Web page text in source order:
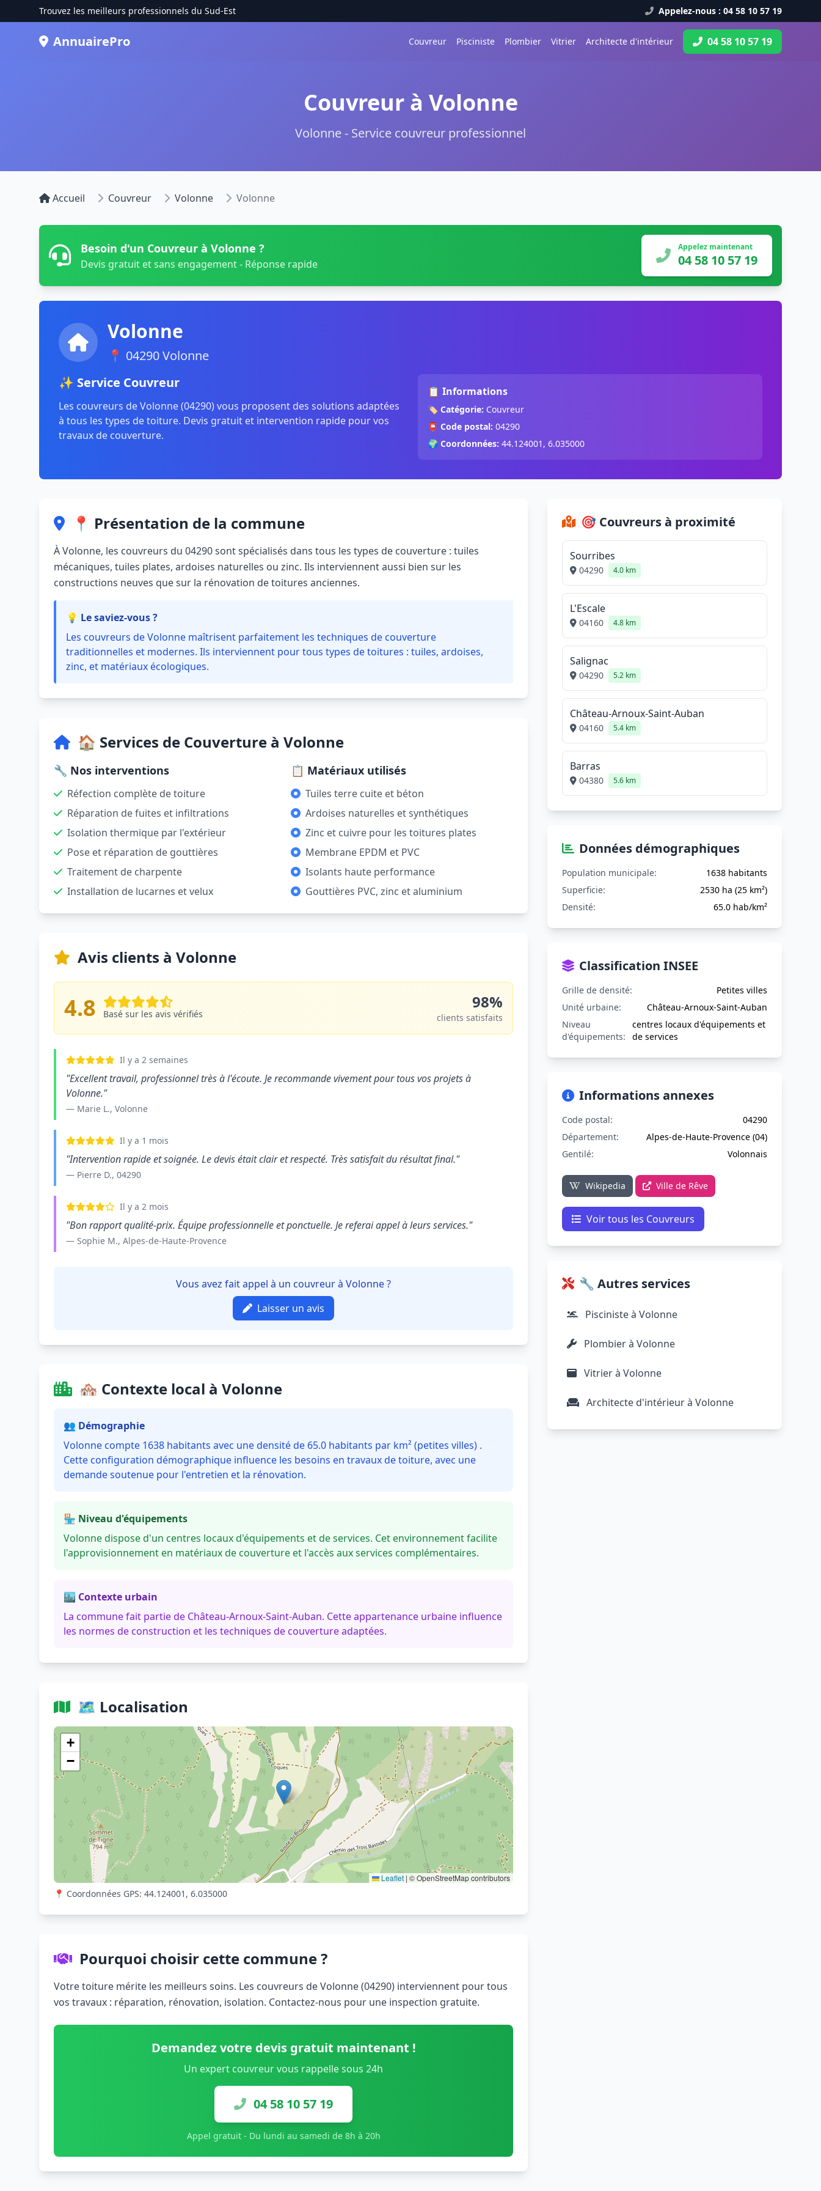
Trouvez les meilleurs professionnels du Sud-Est Appelez-nous : 04 58 10 57 19
AnnuairePro Couvreur Pisciniste Plombier Vitrier Architecte d'intérieur 04 58 10 57 19
Couvreur à Volonne
Volonne - Service couvreur professionnel
Accueil Couvreur Volonne Volonne
Besoin d'un Couvreur à Volonne ?
Devis gratuit et sans engagement - Réponse rapide
Appelez maintenant
04 58 10 57 19
Volonne
📍 04290 Volonne
✨ Service Couvreur
Les couvreurs de Volonne (04290) vous proposent des solutions adaptées
à tous les types de toiture. Devis gratuit et intervention rapide pour vos
travaux de couverture.
📋 Informations
🏷️ Catégorie: Couvreur
📮 Code postal: 04290
🌍 Coordonnées: 44.124001, 6.035000
📍 Présentation de la commune
À Volonne, les couvreurs du 04290 sont spécialisés dans tous les types de couverture : tuiles
mécaniques, tuiles plates, ardoises naturelles ou zinc. Ils interviennent aussi bien sur les
constructions neuves que sur la rénovation de toitures anciennes.
💡 Le saviez-vous ?
Les couvreurs de Volonne maîtrisent parfaitement les techniques de couverture
traditionnelles et modernes. Ils interviennent pour tous types de toitures : tuiles, ardoises,
zinc, et matériaux écologiques.
🏠 Services de Couverture à Volonne
🔧 Nos interventions
Réfection complète de toiture
Réparation de fuites et infiltrations
Isolation thermique par l'extérieur
Pose et réparation de gouttières
Traitement de charpente
Installation de lucarnes et velux
📋 Matériaux utilisés
Tuiles terre cuite et béton
Ardoises naturelles et synthétiques
Zinc et cuivre pour les toitures plates
Membrane EPDM et PVC
Isolants haute performance
Gouttières PVC, zinc et aluminium
Avis clients à Volonne
4.8 Basé sur les avis vérifiés
98%
clients satisfaits
Il y a 2 semaines
"Excellent travail, professionnel très à l'écoute. Je recommande vivement pour tous vos projets à
Volonne."
— Marie L., Volonne
Il y a 1 mois
"Intervention rapide et soignée. Le devis était clair et respecté. Très satisfait du résultat final."
— Pierre D., 04290
Il y a 2 mois
"Bon rapport qualité-prix. Équipe professionnelle et ponctuelle. Je referai appel à leurs services."
— Sophie M., Alpes-de-Haute-Provence
Vous avez fait appel à un couvreur à Volonne ?
Laisser un avis
🏘️ Contexte local à Volonne
👥 Démographie
Volonne compte 1638 habitants avec une densité de 65.0 habitants par km² (petites villes) .
Cette configuration démographique influence les besoins en travaux de toiture, avec une
demande soutenue pour l'entretien et la rénovation.
🏪 Niveau d'équipements
Volonne dispose d'un centres locaux d'équipements et de services. Cet environnement facilite
l'approvisionnement en matériaux de couverture et l'accès aux services complémentaires.
🏙️ Contexte urbain
La commune fait partie de Château-Arnoux-Saint-Auban. Cette appartenance urbaine influence
les normes de construction et les techniques de couverture adaptées.
🗺️ Localisation
+
−
Leaflet | © OpenStreetMap contributors
Voir sur OpenStreetMap
📍 Coordonnées GPS: 44.124001, 6.035000
Pourquoi choisir cette commune ?
Votre toiture mérite les meilleurs soins. Les couvreurs de Volonne (04290) interviennent pour tous
vos travaux : réparation, rénovation, isolation. Contactez-nous pour une inspection gratuite.
Demandez votre devis gratuit maintenant !
Un expert couvreur vous rappelle sous 24h
04 58 10 57 19
Appel gratuit - Du lundi au samedi de 8h à 20h
🎯 Couvreurs à proximité
Sourribes
04290 4.0 km
L'Escale
04160 4.8 km
Salignac
04290 5.2 km
Château-Arnoux-Saint-Auban
04160 5.4 km
Barras
04380 5.6 km
Données démographiques
Population municipale:
1638 habitants
Superficie:
2530 ha (25 km²)
Densité:
65.0 hab/km²
Classification INSEE
Grille de densité:
Petites villes
Unité urbaine:
Château-Arnoux-Saint-Auban
Niveau
d'équipements:
centres locaux d'équipements et
de services
Informations annexes
Code postal:
04290
Département:
Alpes-de-Haute-Provence (04)
Gentilé:
Volonnais
Wikipedia Ville de Rêve
Voir tous les Couvreurs
🔧 Autres services
Pisciniste à Volonne
Plombier à Volonne
Vitrier à Volonne
Architecte d'intérieur à Volonne